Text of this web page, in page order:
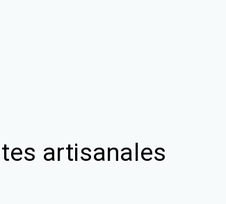
artisanales